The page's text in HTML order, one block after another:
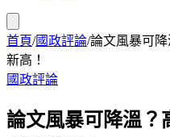
首頁/國政評論/論文風暴可
新高！
國政評論
論文風暴可降溫？